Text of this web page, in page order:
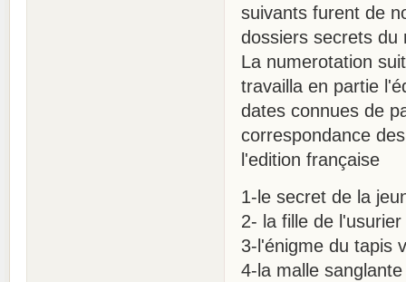
suivants furent de
dossiers secrets
La numerotation
travailla en partie
dates connues de
correspondance
l'edition française
1-le secret de la
2- la fille de
3-l'énigme du tapis
4-la malle